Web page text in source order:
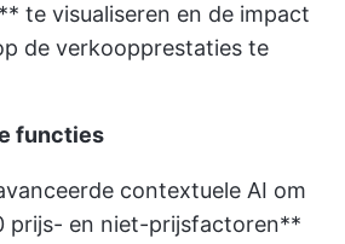
te visualiseren en de impact
de verkoopprestaties te
functies
contextuele AI om
prijs- en niet-prijsfactoren**